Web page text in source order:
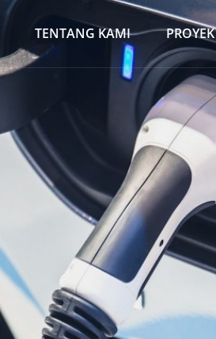
TENTANG KAMI PROYEK